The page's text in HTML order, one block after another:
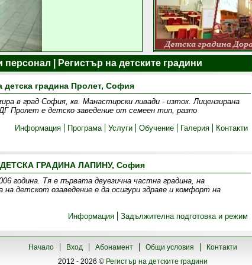
| Регистър на детските градини
детска градина Пролет, София
в град София, кв. Манастирски ливади - изток. Лицензирана
е детско заведение от семеен тип, разпо
Информация
Програма Услуги Обучение Галерия Контакти
ГРАДИНА ЛАПИНУ, София
година. Тя е първата двуезична частна градина, на
детскот озаведение е да осигури здраве и комфорт на
Информация Задължителна подготовка и режим
Начало Вход Абонамент Общи условия
Контакти
2012 - 2026 © Регистър на детските градини